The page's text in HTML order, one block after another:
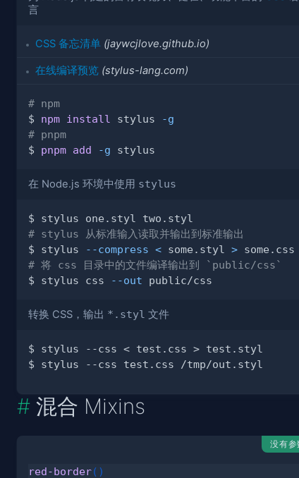
言
CSS 备忘清单 (jaywcjlove.github.io)
在线编译预览 (stylus-lang.com)
# npm
$ npm install stylus
-g
# pnpm
$ pnpm add -g
在 Node.js 环境中使用 stylus
# stylus 从标准输入读取并输出到标准输出
$ stylus
--compress < some.styl >
# 将 css 目录中的文件编译输出到 `public/css`
$ stylus css
--out
转换 CSS，输出 *.styl 文件
混合 Mixins
没有参
red-border( )